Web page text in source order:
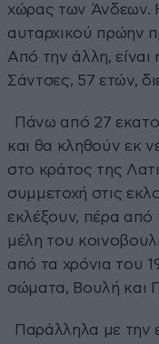
χώρας των Άνδεων.
αυταρχικού πρώην
Από την άλλη,
Σάντσες, 57 ετών,
Πάνω από 27
και θα κληθούν εκ
στο κράτος της
συμμετοχή στις
εκλέξουν, πέρα από
μέλη του
από τα χρόνια του
σώματα, Βουλή και
Παράλληλα με την